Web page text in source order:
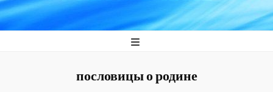
пословицы о родине